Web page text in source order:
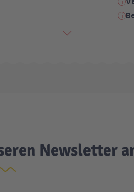
Newsletter